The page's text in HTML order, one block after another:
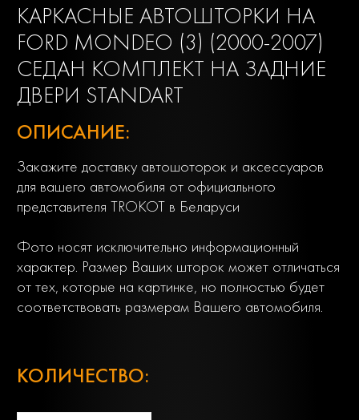
КАРКАСНЫЕ АВТОШТОРКИ НА
FORD MONDEO (3) (2000-2007)
СЕДАН КОМПЛЕКТ НА ЗАДНИЕ
ДВЕРИ STANDART
ОПИСАНИЕ:
Закажите доставку автошоторок и аксессуаров
для вашего автомобиля от официального
представителя TROKOT в Беларуси
Фото носят исключительно информационный
характер. Размер Ваших шторок может отличаться
от тех, которые на картинке, но полностью будет
соответствовать размерам Вашего автомобиля.
КОЛИЧЕСТВО: